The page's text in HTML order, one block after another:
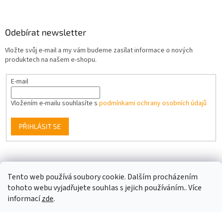
Tento web používá soubory cookie. Dalším procházením
tohoto webu vyjadřujete souhlas s jejich používáním.. Více
informacízde.
Odebírat newsletter
Vložte svůj e-mail a my vám budeme zasílat informace o nových
produktech na našem e-shopu.
E-mail
Vložením e-mailu souhlasíte s podmínkami ochrany osobních údajů
PŘIHLÁSIT SE
Facebook